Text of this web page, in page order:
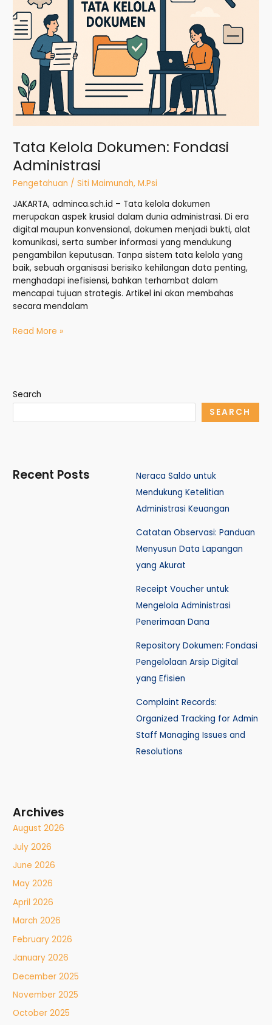
Tata Kelola Dokumen: Fondasi
Administrasi
Pengetahuan /Siti Maimunah, M.Psi
JAKARTA, adminca.sch.id – Tata kelola dokumen
merupakan aspek krusial dalam dunia administrasi. Di era
digital maupun konvensional, dokumen menjadi bukti, alat
komunikasi, serta sumber informasi yang mendukung
pengambilan keputusan. Tanpa sistem tata kelola yang
baik, sebuah organisasi berisiko kehilangan data penting,
menghadapi inefisiensi, bahkan terhambat dalam
mencapai tujuan strategis. Artikel ini akan membahas
secara mendalam
Fondasi
Administrasi
Read More »
Search
SEARCH
Recent Posts
Neraca Saldo untuk
Mendukung Ketelitian
Administrasi Keuangan
Catatan Observasi: Panduan
Menyusun Data Lapangan
yang Akurat
Receipt Voucher untuk
Mengelola Administrasi
Penerimaan Dana
Repository Dokumen: Fondasi
Pengelolaan Arsip Digital
yang Efisien
Complaint Records:
Organized Tracking for Admin
Staff Managing Issues and
Resolutions
Archives
August 2026
July 2026
June 2026
May 2026
April 2026
March 2026
February 2026
January 2026
December 2025
November 2025
October 2025